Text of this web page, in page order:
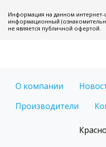
Информация на данном интернет-
информационный
не является публичной офертой.
О компании
Производители